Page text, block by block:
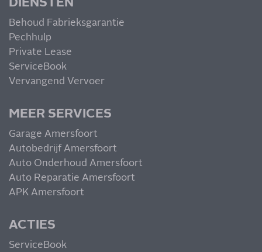
DIENSTEN
Behoud Fabrieksgarantie
Pechhulp
Private Lease
ServiceBook
Vervangend Vervoer
MEER SERVICES
Garage Amersfoort
Autobedrijf Amersfoort
Auto Onderhoud Amersfoort
Auto Reparatie Amersfoort
APK Amersfoort
ACTIES
ServiceBook